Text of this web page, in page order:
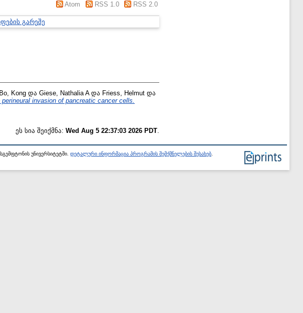
Atom RSS 1.0 RSS 2.0
გარეშე
Bo, Kong და Giese, Nathalia Aდა Friess, Helmut და
invasion of pancreatic cancer cells.
ეს სია შეიქმნა: Wed Aug 5 22:37:03 2026 PDT
უნივერსიტეტში. დეტალური ინფორმაცია პროგრამის შემქმნელების შესახებ